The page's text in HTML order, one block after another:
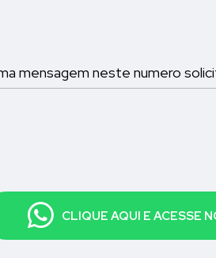
mensagem neste numero
CLIQUE AQUI E ACESSE